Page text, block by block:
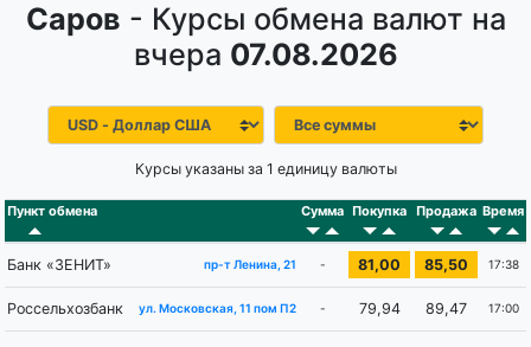
Саров - Курсы обмена валют на
вчера 07.08.2026
Курсы указаны за 1 единицу валюты
Пункт обмена Сумма Покупка Продажа Время
Банк «ЗЕНИТ» пр-т Ленина, 21 - 81,00 85,50 17:38
Россельхозбанк ул. Московская, 11 пом П2 - 79,94 89,47 17:00